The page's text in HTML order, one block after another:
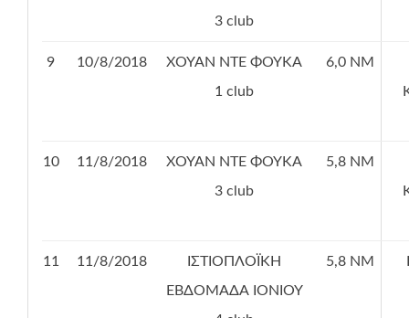
3 club
9 10/8/2018
ΧΟΥΑΝ ΝΤΕ ΦΟΥΚΑ
1 club
6,0 ΝΜ
10 11/8/2018
ΧΟΥΑΝ ΝΤΕ ΦΟΥΚΑ
3 club
5,8 ΝΜ
11 11/8/2018
ΙΣΤΙΟΠΛΟΪΚΗ
ΕΒΔΟΜΑΔΑ ΙΟΝΙΟΥ
5,8 ΝΜ